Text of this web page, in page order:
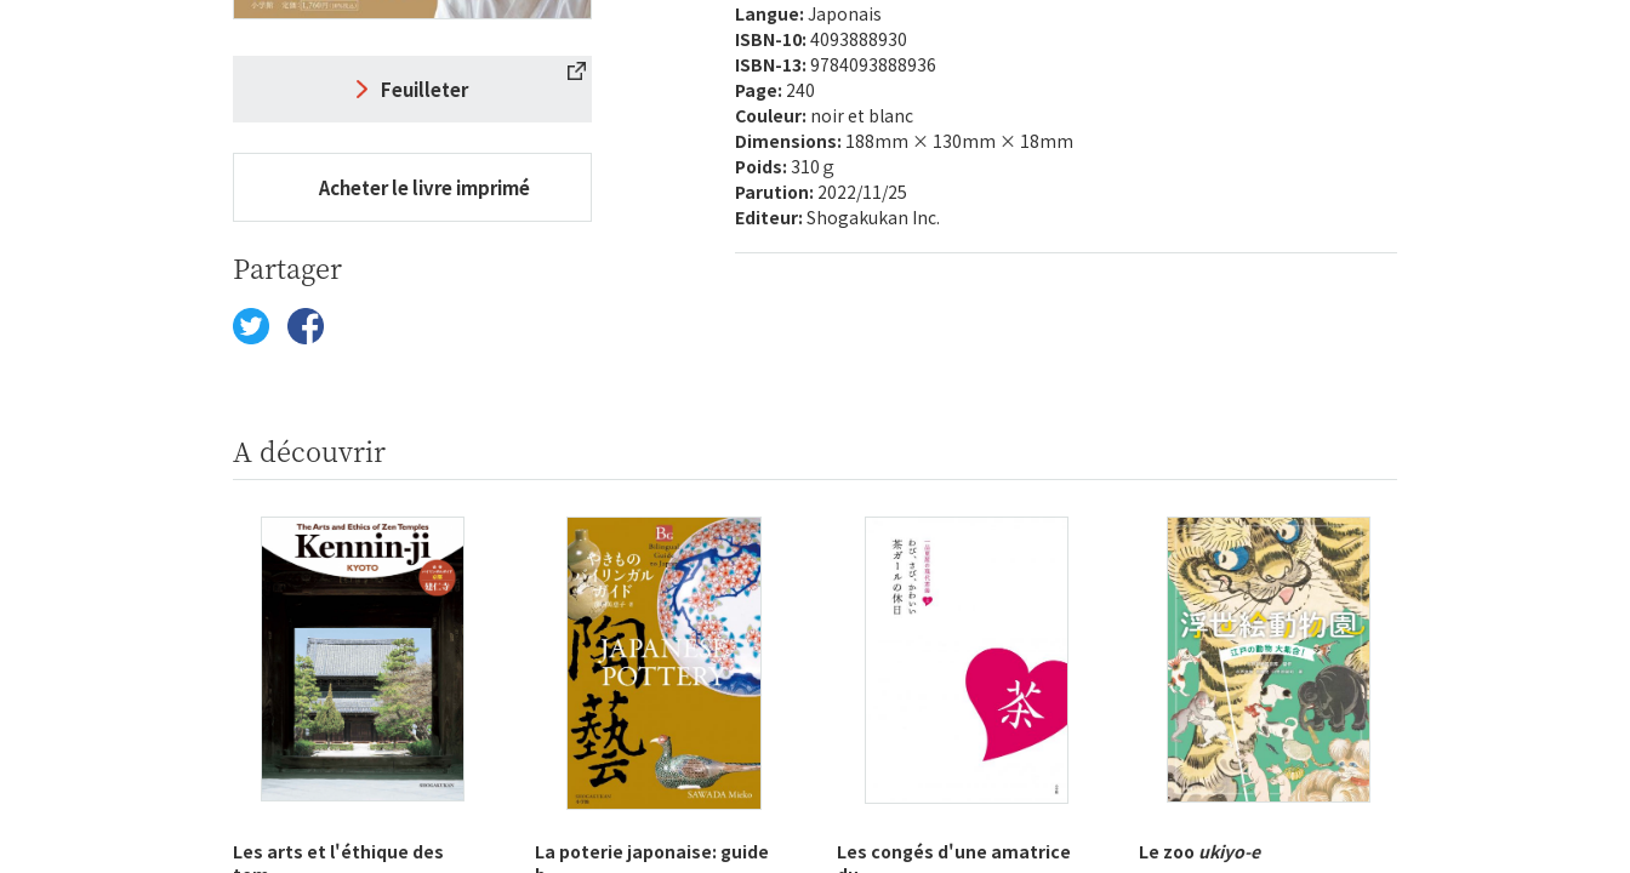
Langue: Japonais
ISBN-10: 4093888930
ISBN-13: 9784093888936
Page: 240
Couleur: noir et blanc
Dimensions: 188mm × 130mm × 18mm
Poids: 310ｇ
Parution: 2022/11/25
Editeur: Shogakukan Inc.
Feuilleter
Acheter le livre imprimé
Partager
A découvrir
Les arts et l'éthique des
La poterie japonaise: guide
Les congés d'une amatrice
Le zoo ukiyo-e